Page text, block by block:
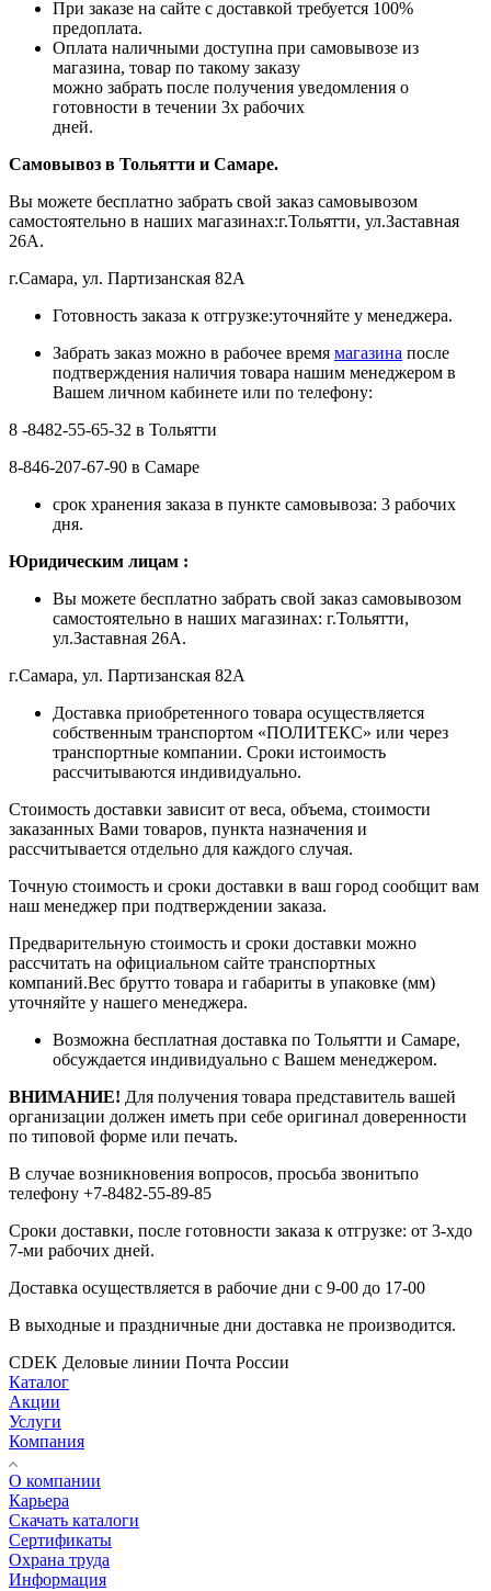
При заказе на сайте с доставкой требуется 100%
предоплата.
Оплата наличными доступна при самовывозе из
магазина, товар по такому заказу
можно забрать после получения уведомления о
готовности в течении 3х рабочих
дней.
Самовывоз в Тольятти и Самаре.
Вы можете бесплатно забрать свой заказ самовывозом
самостоятельно в наших магазинах:г.Тольятти, ул.Заставная
26А.
г.Самара, ул. Партизанская 82А
Готовность заказа к отгрузке:уточняйте у менеджера.
Забрать заказ можно в рабочее время магазина после
подтверждения наличия товара нашим менеджером в
Вашем личном кабинете или по телефону:
8 -8482-55-65-32 в Тольятти
8-846-207-67-90 в Самаре
срок хранения заказа в пункте самовывоза: 3 рабочих
дня.
Юридическим лицам :
Вы можете бесплатно забрать свой заказ самовывозом
самостоятельно в наших магазинах: г.Тольятти,
ул.Заставная 26А.
г.Самара, ул. Партизанская 82А
Доставка приобретенного товара осуществляется
собственным транспортом «ПОЛИТЕКС» или через
транспортные компании. Сроки истоимость
рассчитываются индивидуально.
Стоимость доставки зависит от веса, объема, стоимости
заказанных Вами товаров, пункта назначения и
рассчитывается отдельно для каждого случая.
Точную стоимость и сроки доставки в ваш город сообщит вам
наш менеджер при подтверждении заказа.
Предварительную стоимость и сроки доставки можно
рассчитать на официальном сайте транспортных
компаний.Вес брутто товара и габариты в упаковке (мм)
уточняйте у нашего менеджера.
Возможна бесплатная доставка по Тольятти и Самаре,
обсуждается индивидуально с Вашем менеджером.
ВНИМАНИЕ! Для получения товара представитель вашей
организации должен иметь при себе оригинал доверенности
по типовой форме или печать.
В случае возникновения вопросов, просьба звонитьпо
телефону +7-8482-55-89-85
Сроки доставки, после готовности заказа к отгрузке: от 3-хдо
7-ми рабочих дней.
Доставка осуществляется в рабочие дни с 9-00 до 17-00
В выходные и праздничные дни доставка не производится.
CDEK Деловые линии Почта России
Каталог
Акции
Услуги
Компания
О компании
Карьера
Cкачать каталоги
Сертификаты
Охрана труда
Информация